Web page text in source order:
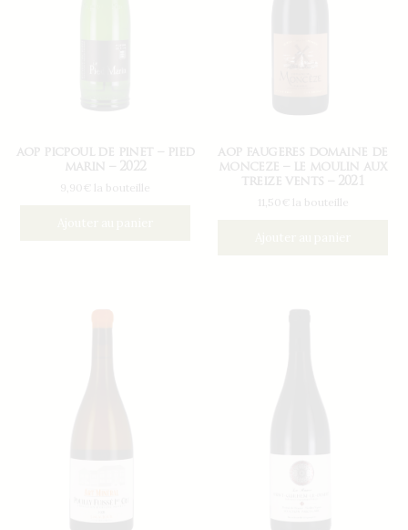
aop picpoul de pinet – pied
marin – 2022
9,90€ la bouteille
aop faugeres domaine de
monceze – le moulin aux
treize vents – 2021
11,50€ la bouteille